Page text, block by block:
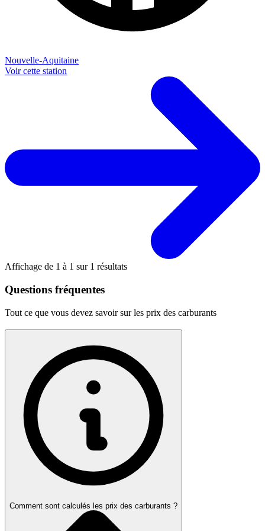
Nouvelle-Aquitaine
Voir cette station
Affichage de 1 à 1 sur 1 résultats
Questions fréquentes
Tout ce que vous devez savoir sur les prix des carburants
Comment sont calculés les prix des carburants ?